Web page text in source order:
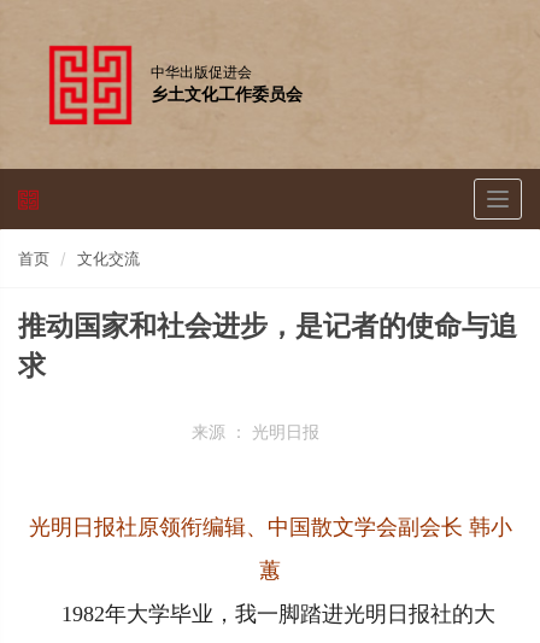
中华出版促进会
乡土文化工作委员会
首页 文化交流
推动国家和社会进步，是记者的使命与追
求
来源 ： 光明日报
光明日报社原领衔编辑、中国散文学会副会长 韩小
蕙
1982年大学毕业，我一脚踏进光明日报社的大